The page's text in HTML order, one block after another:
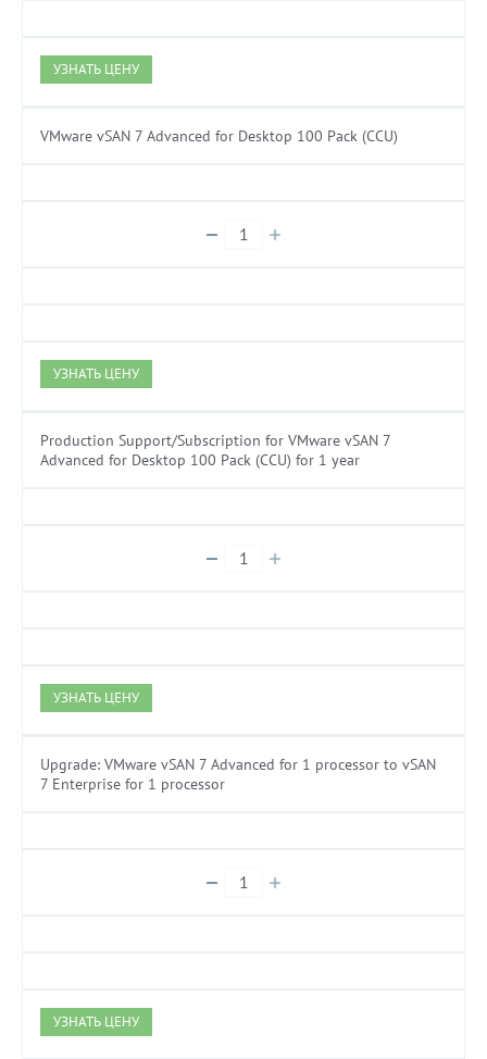
УЗНАТЬ ЦЕНУ
VMware vSAN 7 Advanced for Desktop 100 Pack (CCU)
УЗНАТЬ ЦЕНУ
Production Support/Subscription for VMware vSAN 7
Advanced for Desktop 100 Pack (CCU) for 1 year
УЗНАТЬ ЦЕНУ
Upgrade: VMware vSAN 7 Advanced for 1 processor to vSAN
7 Enterprise for 1 processor
УЗНАТЬ ЦЕНУ